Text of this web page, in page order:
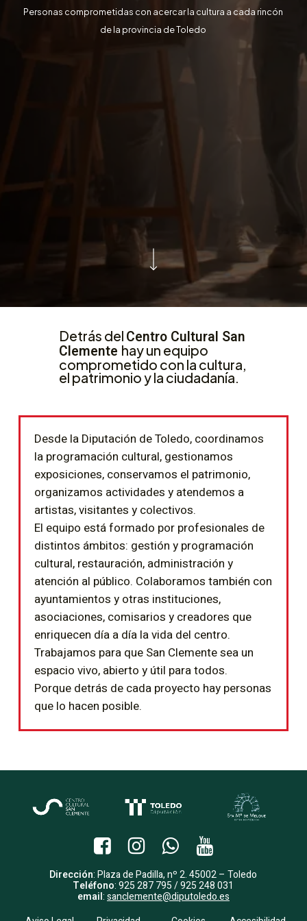
Personas comprometidas con acercar la cultura a cada rincón
de la provincia de Toledo
Detrás del Centro Cultural San
Clemente hay un equipo
comprometido con la cultura,
el patrimonio y la ciudadanía.
Desde la Diputación de Toledo, coordinamos
la programación cultural, gestionamos
exposiciones, conservamos el patrimonio,
organizamos actividades y atendemos a
artistas, visitantes y colectivos.
El equipo está formado por profesionales de
distintos ámbitos: gestión y programación
cultural, restauración, administración y
atención al público. Colaboramos también con
ayuntamientos y otras instituciones,
asociaciones, comisarios y creadores que
enriquecen día a día la vida del centro.
Trabajamos para que San Clemente sea un
espacio vivo, abierto y útil para todos.
Porque detrás de cada proyecto hay personas
que lo hacen posible.
Dirección: Plaza de Padilla, nº 2. 45002 – Toledo
Teléfono: 925 287 795 / 925 248 031
email:sanclemente@diputoledo.es